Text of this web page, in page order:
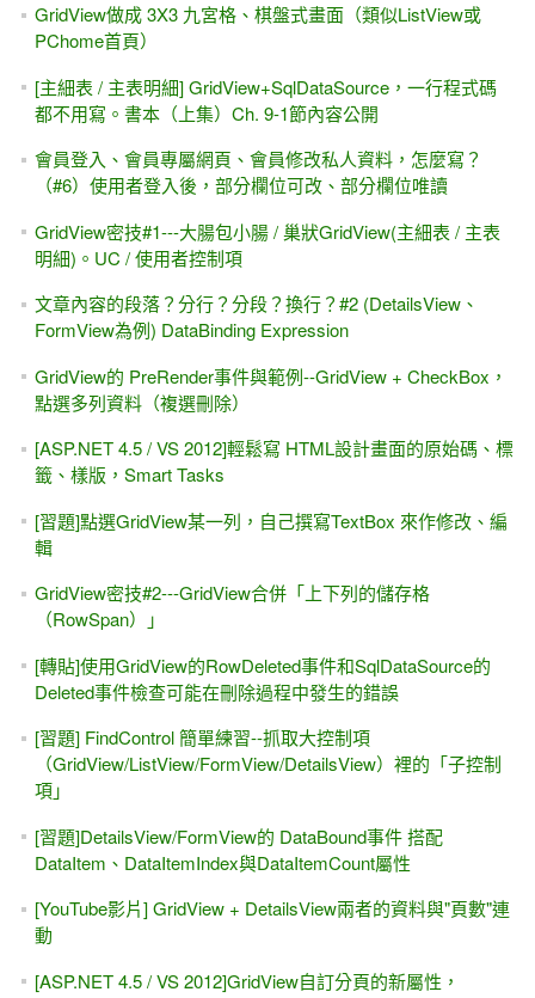
GridView做成 3X3 九宮格、棋盤式畫面（類似ListView或
PChome首頁）
[主細表 / 主表明細] GridView+SqlDataSource，一行程式碼
都不用寫。書本（上集）Ch. 9-1節內容公開
會員登入、會員專屬網頁、會員修改私人資料，怎麼寫？
（#6）使用者登入後，部分欄位可改、部分欄位唯讀
GridView密技#1---大腸包小腸 / 巢狀GridView(主細表 / 主表
明細)。UC / 使用者控制項
文章內容的段落？分行？分段？換行？#2 (DetailsView、
FormView為例) DataBinding Expression
GridView的 PreRender事件與範例--GridView + CheckBox，
點選多列資料（複選刪除）
[ASP.NET 4.5 / VS 2012]輕鬆寫 HTML設計畫面的原始碼、標
籤、樣版，Smart Tasks
[習題]點選GridView某一列，自己撰寫TextBox 來作修改、編
輯
GridView密技#2---GridView合併「上下列的儲存格
（RowSpan）」
[轉貼]使用GridView的RowDeleted事件和SqlDataSource的
Deleted事件檢查可能在刪除過程中發生的錯誤
[習題] FindControl 簡單練習--抓取大控制項
（GridView/ListView/FormView/DetailsView）裡的「子控制
項」
[習題]DetailsView/FormView的 DataBound事件 搭配
DataItem、DataItemIndex與DataItemCount屬性
[YouTube影片] GridView + DetailsView兩者的資料與"頁數"連
動
[ASP.NET 4.5 / VS 2012]GridView自訂分頁的新屬性，